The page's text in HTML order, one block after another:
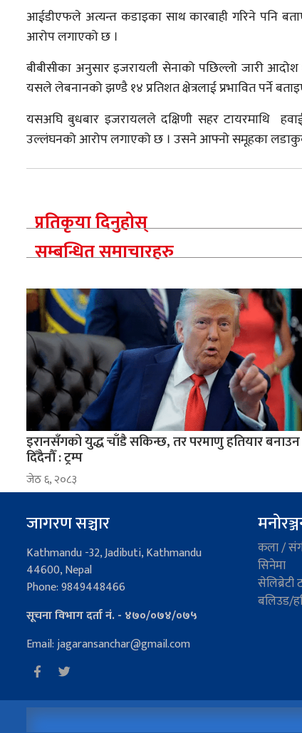
आईडीएफले अत्यन्त कडाइका साथ कारबाही गरिने पनि
आरोप लगाएको छ ।
बीबीसीका अनुसार इजरायली सेनाको पछिल्लो जारी
यसले लेबनानको झण्डै १४ प्रतिशत क्षेत्रलाई प्रभावित पर्ने
यसअघि बुधबार इजरायलले दक्षिणी सहर टायरमाथि
उल्लंघनको आरोप लगाएको छ । उसने आफ्नो समूहका
प्रतिकृया दिनुहोस्
सम्बन्धित समाचारहरु
इरानसँगको युद्ध चाँडै सकिन्छ, तर परमाणु हतियार बनाउन
दिँदैनौँ : ट्रम्प
जेठ ६, २०८३
जागरण सञ्चार
Kathmandu -32, Jadibuti, Kathmandu
44600, Nepal
Phone: 9849448466
सूचना विभाग दर्ता नं. - ४७०/०७४/०७५
Email: jagaransanchar@gmail.com
कला /
सिनेमा
सेलिब्रेटी
बलिउड/